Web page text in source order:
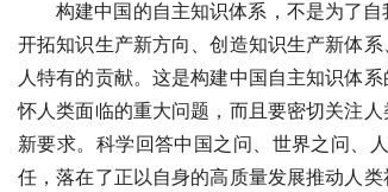
构建中国的自主知识体系，不是为了
开拓知识生产新方向、创造知识生产新体
人特有的贡献。这是构建中国自主知识体
怀人类面临的重大问题，而且要密切关注
新要求。科学回答中国之问、世界之问、
任，落在了正以自身的高质量发展推动人